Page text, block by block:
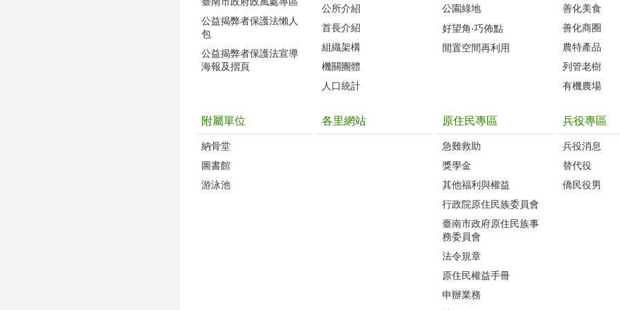
公益揭弊者保護法懶人
包
公益揭弊者保護法宣導
海報及摺頁
公所介紹
首長介紹
組織架構
機關團體
人口統計
公園綠地
好望角‧巧佈點
閒置空間再利用
善化美食
善化商圈
農特產品
列管老樹
有機農場
附屬單位
納骨堂
圖書館
游泳池
各里網站 原住民專區
急難救助
獎學金
其他福利與權益
行政院原住民族委員會
臺南市政府原住民族事
務委員會
法令規章
原住民權益手冊
申辦業務
兵役專區
兵役消息
替代役
僑民役男